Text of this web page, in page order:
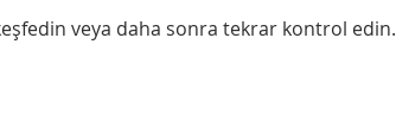
veya daha sonra tekrar kontrol edin.